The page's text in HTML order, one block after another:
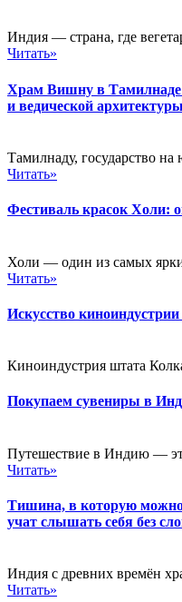
Индия — страна, где
Читать»
Храм Вишну в Тамилнаде:
и ведической архитектуры
Тамилнаду, государство
Читать»
Фестиваль красок Холи:
Холи — один из самых
Читать»
Искусство
Киноиндустрия штата
Покупаем сувениры в
Путешествие в Индию —
Читать»
Тишина, в которую
учат слышать себя без
Индия с древних времён
Читать»